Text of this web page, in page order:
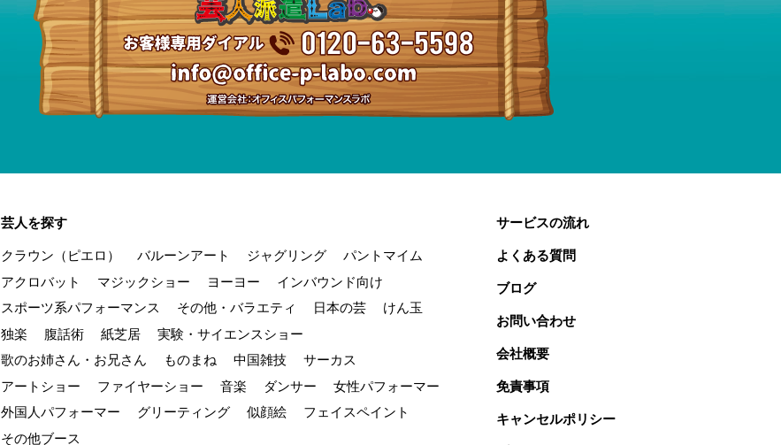
芸人を探す
クラウン（ピエロ） バルーンアート ジャグリング
パントマイム
アクロバット
マジックショー ヨーヨー
インバウンド向け
スポーツ系パフォーマンス
その他・バラエティ 日本の芸
けん玉
独楽
腹話術 紙芝居
実験・サイエンスショー
歌のお姉さん・お兄さん
ものまね 中国雑技
サーカス
アートショー
ファイヤーショー 音楽 ダンサー
女性パフォーマー
外国人パフォーマー
グリーティング 似顔絵
フェイスペイント
その他ブース
サービスの流れ
よくある質問
ブログ
お問い合わせ
会社概要
免責事項
キャンセルポリシー